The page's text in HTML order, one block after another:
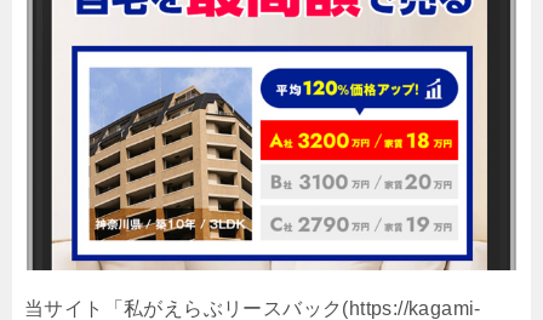
当サイト「私がえらぶリースバック(https://kagami-